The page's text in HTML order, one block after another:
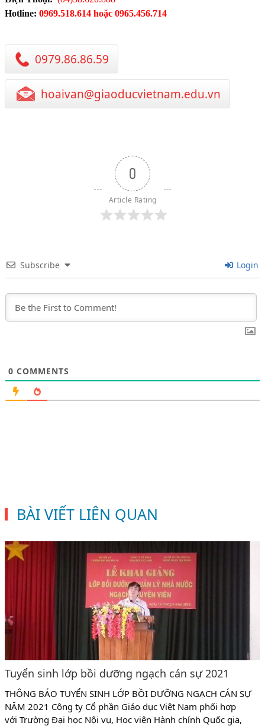
Hotline: 0969.518.614 hoặc 0965.456.714
0979.86.86.59
hoaivan@giaoducvietnam.edu.vn
0
Article Rating
Subscribe Login
0 COMMENTS
BÀI VIẾT LIÊN QUAN
Tuyển sinh lớp bồi dưỡng ngạch cán sự 2021
THÔNG BÁO TUYỂN SINH LỚP BỒI DƯỠNG NGẠCH CÁN SỰ
NĂM 2021 Công ty Cổ phần Giáo dục Việt Nam phối hợp
với Trường Đại học Nội vụ, Học viện Hành chính Quốc gia,